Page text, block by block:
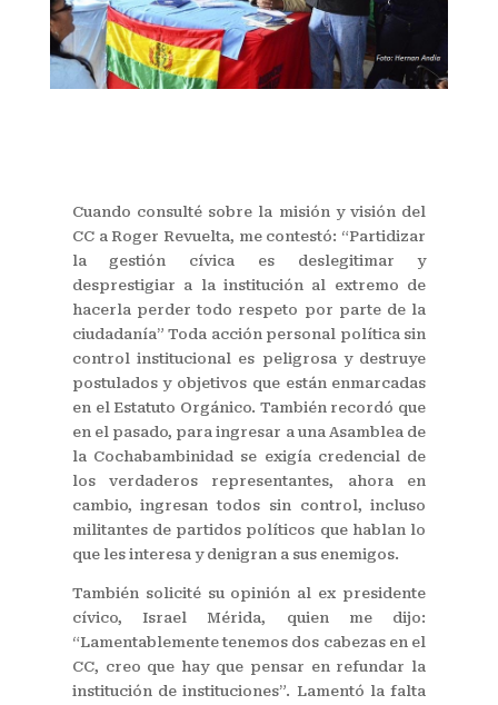
Cuando consulté sobre la misión y visión del
CC a Roger Revuelta, me contestó: “Partidizar
la gestión cívica es deslegitimar y
desprestigiar a la institución al extremo de
hacerla perder todo respeto por parte de la
ciudadanía” Toda acción personal política sin
control institucional es peligrosa y destruye
postulados y objetivos que están enmarcadas
en el Estatuto Orgánico. También recordó que
en el pasado, para ingresar a una Asamblea de
la Cochabambinidad se exigía credencial de
los verdaderos representantes, ahora en
cambio, ingresan todos sin control, incluso
militantes de partidos políticos que hablan lo
que les interesa y denigran a sus enemigos.
También solicité su opinión al ex presidente
cívico, Israel Mérida, quien me dijo:
“Lamentablemente tenemos dos cabezas en el
CC, creo que hay que pensar en refundar la
institución de instituciones”. Lamentó la falta